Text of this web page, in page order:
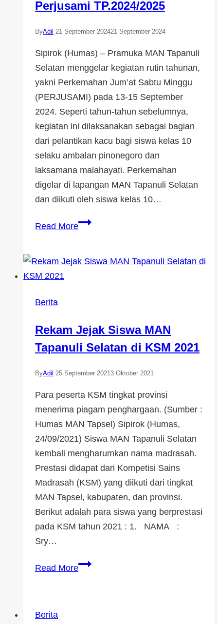
Perjusami TP.2024/2025
ByAdil 21 September 202421 September 2024
Sipirok (Humas) – Pramuka MAN Tapanuli
Selatan menggelar kegiatan rutin tahunan,
yakni Perkemahan Jum’at Sabtu Minggu
(PERJUSAMI) pada 13-15 September
2024. Seperti tahun-tahun sebelumnya,
kegiatan ini dilaksanakan sebagai bagian
dari pelantikan kacu bagi siswa kelas 10
selaku ambalan pinonegoro dan
laksamana malahayati. Perkemahan
digelar di lapangan MAN Tapanuli Selatan
dan diikuti oleh siswa kelas 10…
Read More
Berita
Rekam Jejak Siswa MAN
Tapanuli Selatan di KSM 2021
ByAdil 25 September 20213 Oktober 2021
Para peserta KSM tingkat provinsi
menerima piagam penghargaan. (Sumber :
Humas MAN Tapsel) Sipirok (Humas,
24/09/2021) Siswa MAN Tapanuli Selatan
kembali mengharumkan nama madrasah.
Prestasi didapat dari Kompetisi Sains
Madrasah (KSM) yang diikuti dari tingkat
MAN Tapsel, kabupaten, dan provinsi.
Berikut adalah para siswa yang berprestasi
pada KSM tahun 2021 : 1. NAMA :
Sry…
Read More
Berita